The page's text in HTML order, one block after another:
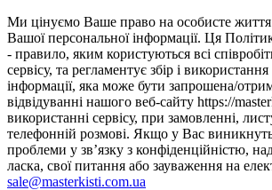
Ми цінуємо Ваше право на особисте
Вашої персональної інформації. Ця
- правило, яким користуються всі
сервісу, та регламентує збір і
інформації, яка може бути запрошена/
відвідуванні нашого веб-сайту https://
використанні сервісу, при замовленні,
телефонній розмові. Якщо у Вас
проблеми у зв’язку з конфіденційністю,
ласка, свої питання або зауваження на
sale@masterkisti.com.ua